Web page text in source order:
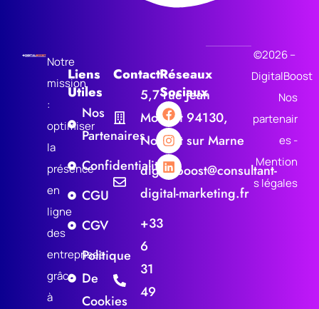
Notre
mission
:
optimiser
la
présence
en
ligne
des
entreprises
grâce
à
Liens
Utiles
Nos
Partenaires
Confidentialité
CGU
CGV
Politique
De
Cookies
Contact
5,7 rue Jean
Monnet 94130,
Nogent sur Marne
digitalboost@consultant-
digital-marketing.fr
+33
6
31
49
Réseaux
Sociaux
F
a
c
e
b
o
o
k
I
n
s
t
a
g
r
a
L
i
n
k
e
d
i
n
©2026 –
DigitalBoost
Nos
partenair
es -
Mention
s légales